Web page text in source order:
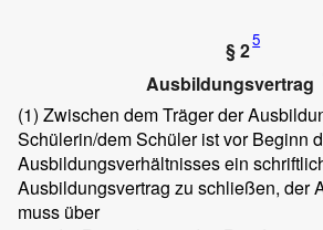
§ 25
Ausbildungsvertrag
(1) Zwischen dem Träger der
Schülerin/dem Schüler ist vor Beginn
Ausbildungsverhältnisses ein
Ausbildungsvertrag zu schließen, der
muss über